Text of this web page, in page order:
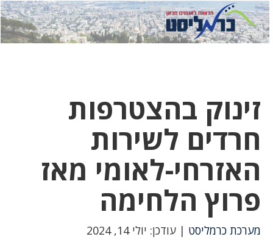
לחץ
כאן
לחץ
כדי
זינוק בהצטרפות
חרדים לשירות
האזרחי-לאומי מאז
פרוץ הלחימה
מערכת כרמליסט | עודכן: יולי 14, 2024